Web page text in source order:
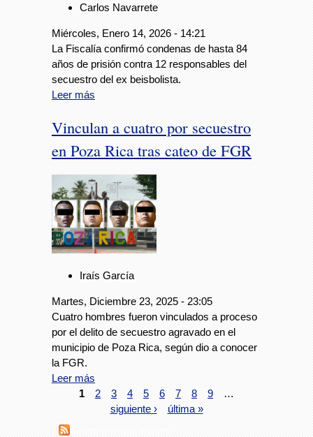
Carlos Navarrete
Miércoles, Enero 14, 2026 - 14:21
La Fiscalía confirmó condenas de hasta 84
años de prisión contra 12 responsables del
secuestro del ex beisbolista.
Leer más
Vinculan a cuatro por secuestro
en Poza Rica tras cateo de FGR
Iraís García
Martes, Diciembre 23, 2025 - 23:05
Cuatro hombres fueron vinculados a proceso
por el delito de secuestro agravado en el
municipio de Poza Rica, según dio a conocer
la FGR.
Leer más
1
2 3 4 5 6 7 8 9
…
siguiente ›
última »